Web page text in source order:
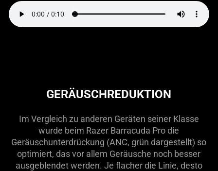
GERÄUSCHREDUKTION
Im Vergleich zu anderen Geräten seiner Klasse
wurde beim Razer Barracuda Pro die
Geräuschunterdrückung (ANC, grün dargestellt) so
optimiert, das vor allem Geräusche noch besser
ausgeblendet werden. Je flacher die Linie, desto